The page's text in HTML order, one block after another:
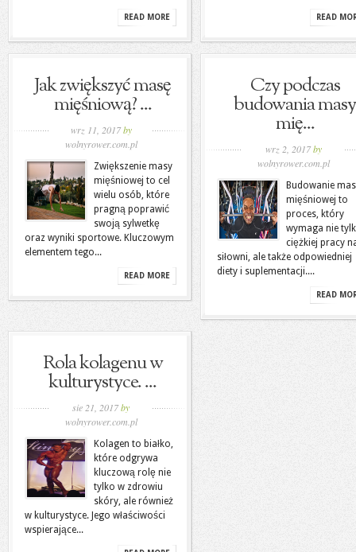
READ MORE READ
Jak zwiększyć masę
mięśniową? ...
wrz 11, 2017by
wolnyrower.com.pl
Zwiększenie masy
mięśniowej to cel
wielu osób, które
pragną poprawić
swoją sylwetkę
oraz wyniki sportowe. Kluczowym
elementem tego...
READ MORE
Czy podczas
budowania masy
mię...
wrz 2, 2017by
wolnyrower.com.pl
Budowanie
mięśniowej to
proces, który
wymaga nie
ciężkiej pracy
siłowni, ale także odpowiedniej
diety i suplementacji....
READ
Rola kolagenu w
kulturystyce. ...
sie 21, 2017by
wolnyrower.com.pl
Kolagen to białko,
które odgrywa
kluczową rolę nie
tylko w zdrowiu
skóry, ale również
w kulturystyce. Jego właściwości
wspierające...